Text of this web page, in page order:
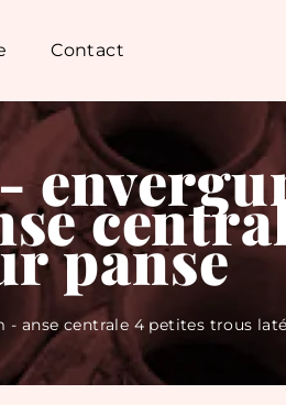
Contact
panse
- anse centrale 4 petites trous